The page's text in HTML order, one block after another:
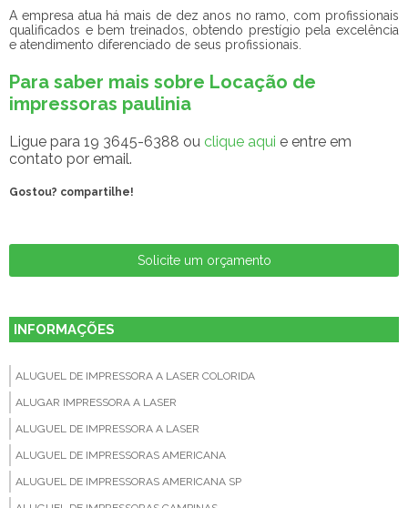
A empresa atua há mais de dez anos no ramo, com profissionais
qualificados e bem treinados, obtendo prestígio pela excelência
e atendimento diferenciado de seus profissionais.
Para saber mais sobre Locação de
impressoras paulinia
Ligue para 19 3645-6388 ou clique aqui e entre em
contato por email.
Gostou? compartilhe!
Solicite um orçamento
INFORMAÇÕES
ALUGUEL DE IMPRESSORA A LASER COLORIDA
ALUGAR IMPRESSORA A LASER
ALUGUEL DE IMPRESSORA A LASER
ALUGUEL DE IMPRESSORAS AMERICANA
ALUGUEL DE IMPRESSORAS AMERICANA SP